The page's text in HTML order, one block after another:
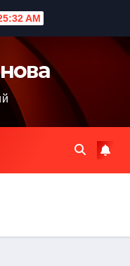
AM